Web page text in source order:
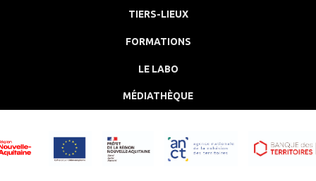
TIERS-LIEUX
FORMATIONS
LE LABO
MÉDIATHÈQUE